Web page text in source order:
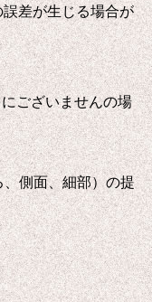
差が生じる場合が
ございませんの場
側面、細部）の提